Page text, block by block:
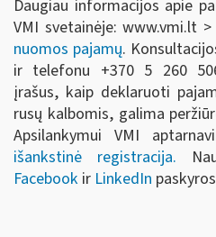
Daugiau informacijos apie
VMI svetainėje: www.vmi.lt >
nuomos pajamų.
ir telefonu +370 5 260
įrašus, kaip deklaruoti
rusų kalbomis, galima
Apsilankymui VMI
išankstinė registracija.
Facebook ir LinkedIn